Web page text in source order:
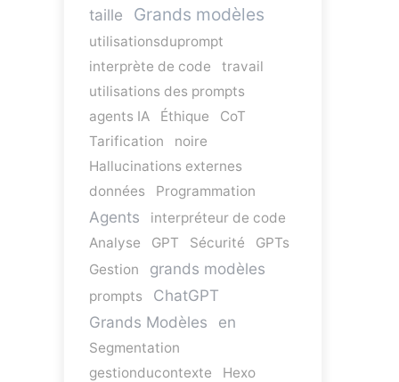
taille Grands modèles
utilisationsduprompt
interprète de code
travail
utilisations des prompts
agents IA
Éthique
CoT
Tarification
noire
Hallucinations externes
données
Programmation
Agents
interpréteur de code
Analyse
GPT Sécurité
GPTs
Gestion
grands modèles
prompts
ChatGPT
Grands Modèles
en
Segmentation
gestionducontexte
Hexo